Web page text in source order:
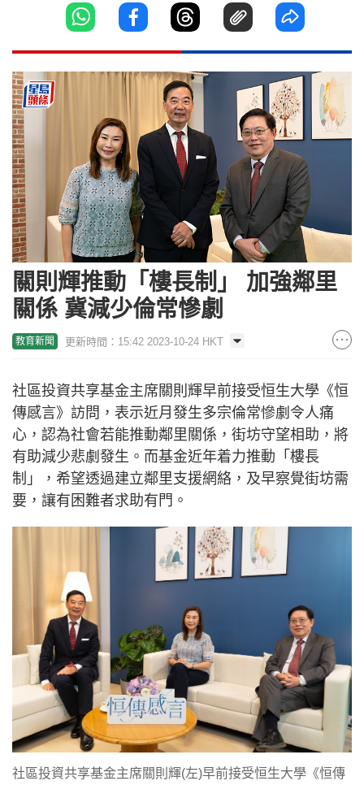
關則輝推動「樓長制」 加強鄰里
關係 冀減少倫常慘劇
教育新聞 更新時間：15:42 2023-10-24 HKT
社區投資共享基金主席關則輝早前接受恒生大學《恒
傳感言》訪問，表示近月發生多宗倫常慘劇令人痛
心，認為社會若能推動鄰里關係，街坊守望相助，將
有助減少悲劇發生。而基金近年着力推動「樓長
制」，希望透過建立鄰里支援網絡，及早察覺街坊需
要，讓有困難者求助有門。
社區投資共享基金主席關則輝(左)早前接受恒生大學《恒傳